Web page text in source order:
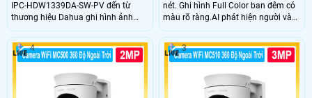
IPC-HDW1339DA-SW-PV đến từ
thương hiệu Dahua ghi hình ảnh
3MP sắc nét, trang bị công nghệ AI
phát hiện người, phương tiện độ
chính xác cao. Camera văn phòng
Dahua còn hỗ trợ đàm thoại hai
chiều, ghi hình màu ban đêm 30m
hoặc hồng ngoại trắng đen, vỏ
nét. Ghi hình Full Color ban đêm có
màu rõ ràng.AI phát hiện người và
phương tiện chính xác.
4 3